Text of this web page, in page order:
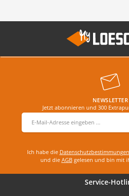
NEWSLETTER
Jetzt abonnieren und 300
E-Mail-Adresse
Ich habe die Datenschutzbestimmungen
und die AGBgelesen und bin mit
Service-